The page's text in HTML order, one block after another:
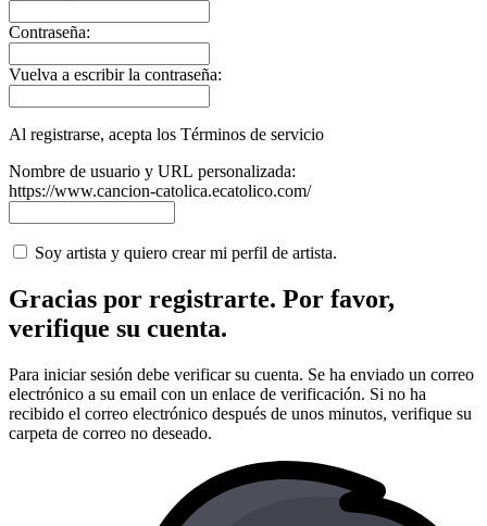
Contraseña:
Vuelva a escribir la contraseña:
Al registrarse, acepta los Términos de servicio
Nombre de usuario y URL personalizada:
https://www.cancion-catolica.ecatolico.com/
Soy artista y quiero crear mi perfil de artista.
Gracias por registrarte. Por favor,
verifique su cuenta.
Para iniciar sesión debe verificar su cuenta. Se ha enviado un correo
electrónico a su email con un enlace de verificación. Si no ha
recibido el correo electrónico después de unos minutos, verifique su
carpeta de correo no deseado.